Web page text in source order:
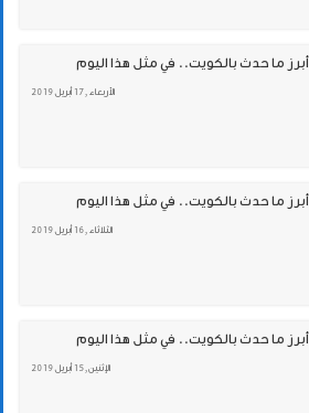
أبرز ما حدث بالكويت.. في مثل هذا اليوم
الأربعاء , 17 أبريل 2019
أبرز ما حدث بالكويت.. في مثل هذا اليوم
الثلاثاء , 16 أبريل 2019
أبرز ما حدث بالكويت.. في مثل هذا اليوم
الإثنين , 15 أبريل 2019